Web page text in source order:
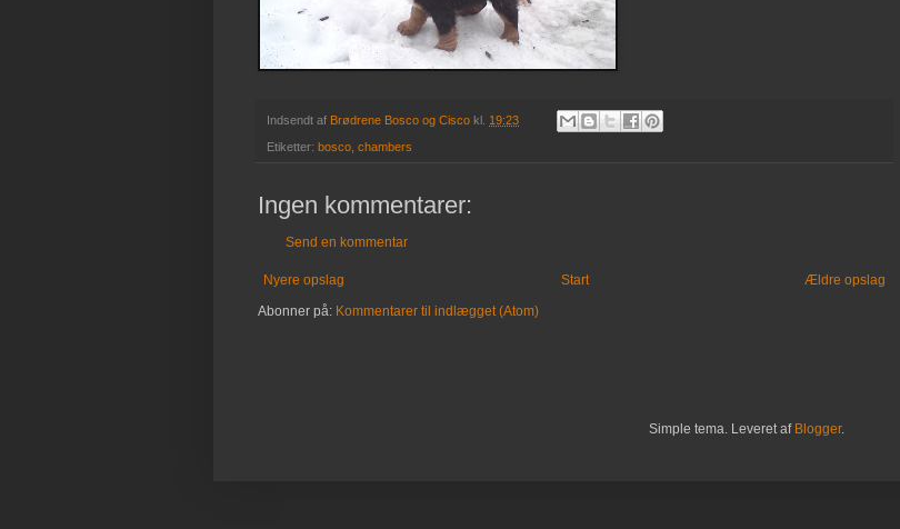
Indsendt af Brødrene Bosco og Cisco kl. 19:23
Etiketter: bosco, chambers
Ingen kommentarer:
Send en kommentar
Nyere opslag Ældre opslag
Start
Abonner på: Kommentarer til indlægget (Atom)
Simple tema. Leveret af Blogger.